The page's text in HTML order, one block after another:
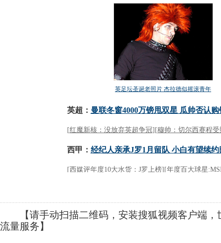
【请手动扫描二维码，安装搜狐视频客户端，
流量服务】